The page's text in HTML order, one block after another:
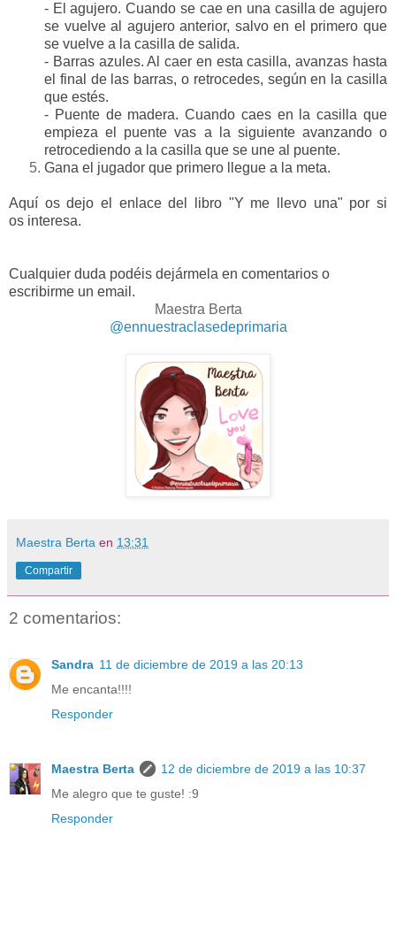
- El agujero. Cuando se cae en una casilla de agujero
se vuelve al agujero anterior, salvo en el primero que
se vuelve a la casilla de salida.
- Barras azules. Al caer en esta casilla, avanzas hasta
el final de las barras, o retrocedes, según en la casilla
que estés.
- Puente de madera. Cuando caes en la casilla que
empieza el puente vas a la siguiente avanzando o
retrocediendo a la casilla que se une al puente.
Gana el jugador que primero llegue a la meta.
Aquí os dejo el enlace del libro "Y me llevo una" por si
os interesa.
Cualquier duda podéis dejármela en comentarios o
escribirme un email.
Maestra Berta
@ennuestraclasedeprimaria
Maestra Berta en 13:31
Compartir
2 comentarios:
Sandra 11 de diciembre de 2019 a las 20:13
Me encanta!!!!
Responder
Maestra Berta
12 de diciembre de 2019 a las 10:37
Me alegro que te guste! :9
Responder